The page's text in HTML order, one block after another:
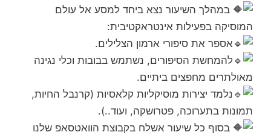
במהלך השיעור נצא ביחד למסע אל עולם
המוסיקה בפעילות אינטראקטיבית:
אספר את סיפורי ארמון הצלילים.
להמחשת הסיפורים, נשתמש בבובות וכלי נגינה
מאולתרים מחפצים ביתיים.
נלמד יצירות מוסיקליות קלאסיות (קרנבל החיות,
תמונות בתערוכה, פטרושקה, ועוד..).
בסוף כל שיעור אשלח בקבוצת הוואטסאפ שלנו